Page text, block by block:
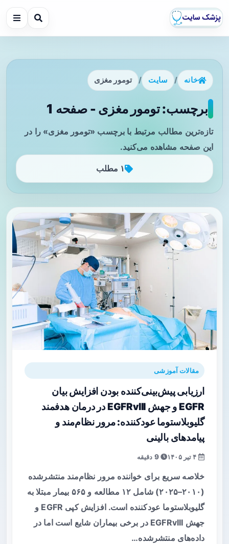
خانه / سایت / تومور مغزی
برچسب: تومور مغزی - صفحه 1
تازه‌ترین مطالب مرتبط با برچسب «تومور مغزی» را در
این صفحه مشاهده می‌کنید.
۱ مطلب
مقالات آموزشی
ارزیابی پیش‌بینی‌کننده بودن افزایش بیان
EGFR و جهش EGFRvIII در درمان هدفمند
گلیوبلاستوما عودکننده: مرور نظام‌مند و
پیامدهای بالینی
9 دقیقه
خلاصه سریع برای خواننده مرور نظام‌مند منتشرشده
(۲۰۱۰–۲۰۲۵) شامل ۱۲ مطالعه و ۵۶۵ بیمار مبتلا به
گلیوبلاستوما عودکننده است. افزایش کپی EGFR و
جهش EGFRvIII در برخی بیماران شایع است اما در
داده‌های منتشرشده…